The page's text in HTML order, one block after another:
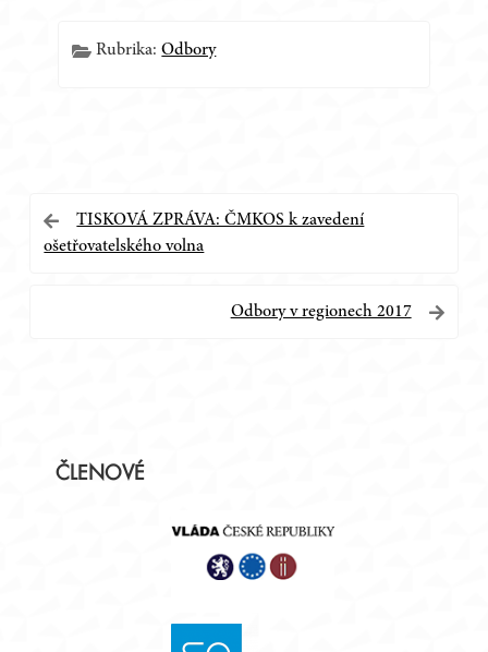
Rubrika:Odbory
Navigace
TISKOVÁ ZPRÁVA: ČMKOS k zavedení
ošetřovatelského volna
Odbory v regionech 2017
ČLENOVÉ